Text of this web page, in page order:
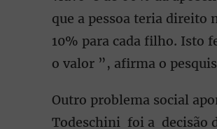
que a pessoa teria direito
10% para cada filho. Isto
o valor ”, afirma o
Outro problema social
Todeschini foi a decisão